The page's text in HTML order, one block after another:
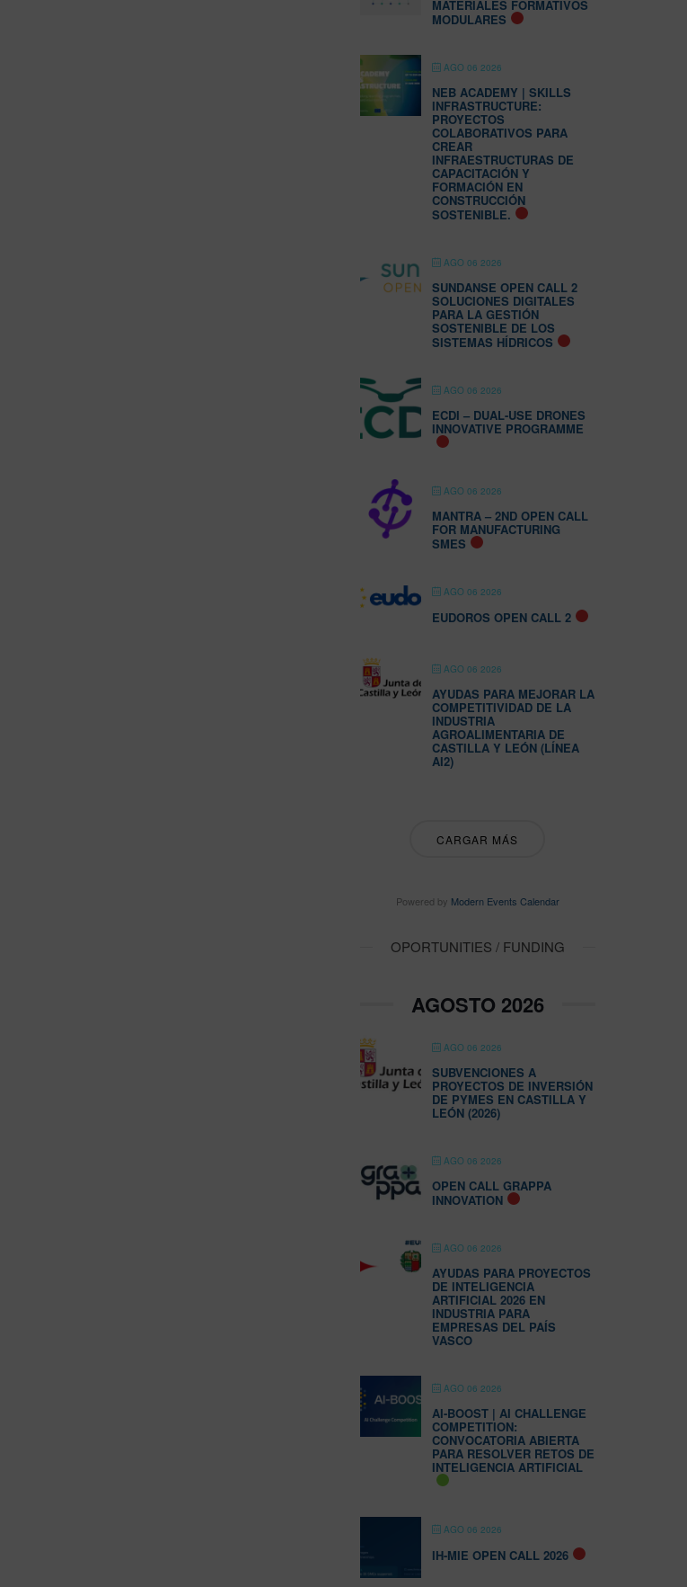
MATERIALES FORMATIVOS
MODULARES
AGO 06 2026
NEB ACADEMY | SKILLS
INFRASTRUCTURE:
PROYECTOS
COLABORATIVOS PARA
CREAR
INFRAESTRUCTURAS DE
CAPACITACIÓN Y
FORMACIÓN EN
CONSTRUCCIÓN
SOSTENIBLE.
AGO 06 2026
SUNDANSE OPEN CALL 2
SOLUCIONES DIGITALES
PARA LA GESTIÓN
SOSTENIBLE DE LOS
SISTEMAS HÍDRICOS
AGO 06 2026
ECDI – DUAL-USE DRONES
INNOVATIVE PROGRAMME
AGO 06 2026
MANTRA – 2ND OPEN CALL
FOR MANUFACTURING
SMES
AGO 06 2026
EUDOROS OPEN CALL 2
AGO 06 2026
AYUDAS PARA MEJORAR LA
COMPETITIVIDAD DE LA
INDUSTRIA
AGROALIMENTARIA DE
CASTILLA Y LEÓN (LÍNEA
AI2)
CARGAR MÁS
Powered by Modern Events Calendar
OPORTUNITIES / FUNDING
AGOSTO 2026
AGO 06 2026
SUBVENCIONES A
PROYECTOS DE INVERSIÓN
DE PYMES EN CASTILLA Y
LEÓN (2026)
AGO 06 2026
OPEN CALL GRAPPA
INNOVATION
AGO 06 2026
AYUDAS PARA PROYECTOS
DE INTELIGENCIA
ARTIFICIAL 2026 EN
INDUSTRIA PARA
EMPRESAS DEL PAÍS
VASCO
AGO 06 2026
AI-BOOST | AI CHALLENGE
COMPETITION:
CONVOCATORIA ABIERTA
PARA RESOLVER RETOS DE
INTELIGENCIA ARTIFICIAL
AGO 06 2026
IH-MIE OPEN CALL 2026